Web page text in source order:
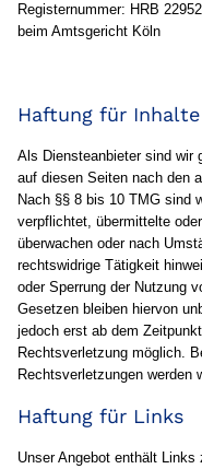
Registernummer: HRB 22952
beim Amtsgericht Köln
Haftung für Inhalte
Als Diensteanbieter sind wir
auf diesen Seiten nach den
Nach §§ 8 bis 10 TMG sind
verpflichtet, übermittelte
überwachen oder nach
rechtswidrige Tätigkeit
oder Sperrung der Nutzung
Gesetzen bleiben hiervon
jedoch erst ab dem
Rechtsverletzung möglich.
Rechtsverletzungen werden
Haftung für Links
Unser Angebot enthält